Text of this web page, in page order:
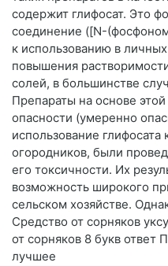
содержит глифосат. Это
соединение ([N-
к использованию в
повышения
солей, в большинстве
Препараты на основе
опасности (умеренно
использование
огородников, были
его токсичности. Их
возможность широкого
сельском хозяйстве.
Средство от сорняков
от сорняков 8 букв ответ
лучшее